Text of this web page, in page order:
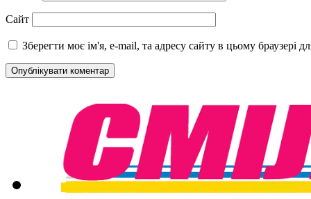
Сайт
Зберегти моє ім'я, e-mail, та адресу сайту в цьому браузері